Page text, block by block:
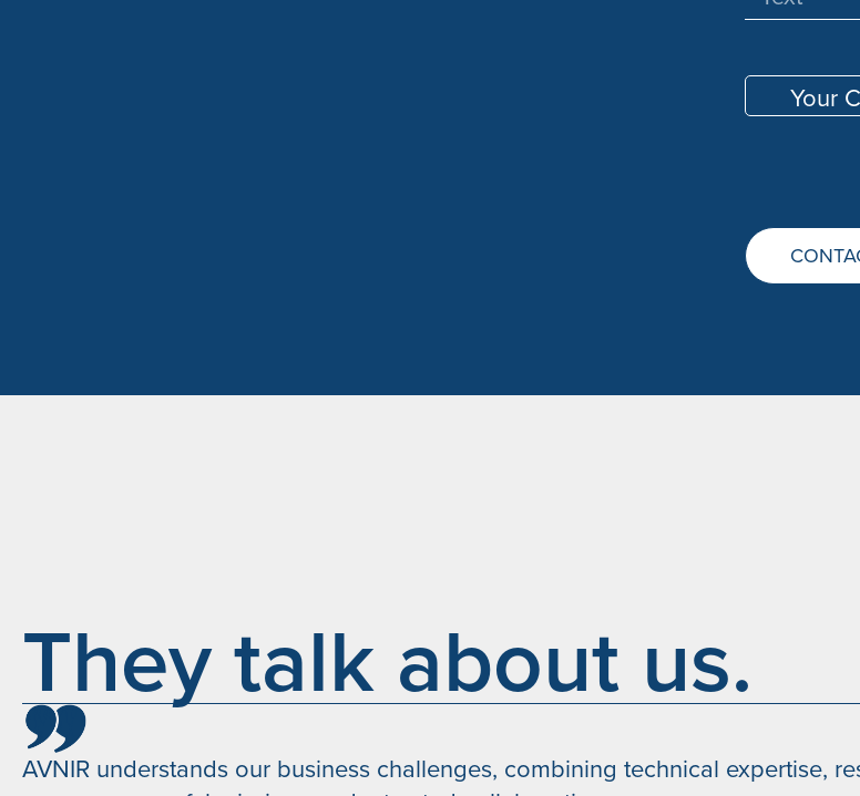
Your
They talk about us.
AVNIR understands our business challenges, combining technical expertise,